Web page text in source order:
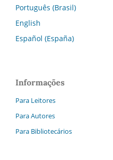
Português (Brasil)
English
Español (España)
Informações
Para Leitores
Para Autores
Para Bibliotecários